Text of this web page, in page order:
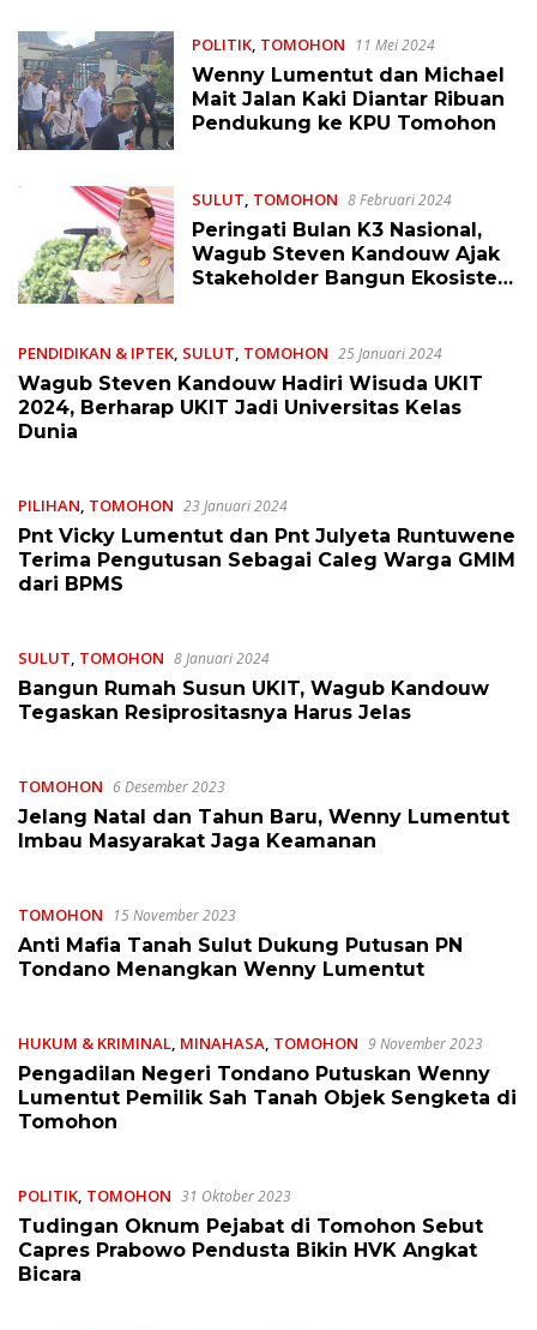
POLITIK, TOMOHON 11 Mei 2024
Wenny Lumentut dan Michael
Mait Jalan Kaki Diantar Ribuan
Pendukung ke KPU Tomohon
SULUT TOMOHON 8 Februari 2024
Peringati Bulan K3 Nasional,
Wagub Steven Kandouw Ajak
Stakeholder Bangun Ekosistem
PENDIDIKAN & IPTEK, SULUT, TOMOHON 25 Januari 2024
Wagub Steven Kandouw Hadiri Wisuda UKIT
2024, Berharap UKIT Jadi Universitas Kelas
Dunia
PILIHAN, TOMOHON 23 Januari 2024
Pnt Vicky Lumentut dan Pnt Julyeta Runtuwene
Terima Pengutusan Sebagai Caleg Warga GMIM
dari BPMS
SULUT, TOMOHON 8 Januari 2024
Bangun Rumah Susun UKIT, Wagub Kandouw
Tegaskan Resiprositasnya Harus Jelas
TOMOHON 6 Desember 2023
Jelang Natal dan Tahun Baru, Wenny Lumentut
Imbau Masyarakat Jaga Keamanan
TOMOHON 15 November 2023
Anti Mafia Tanah Sulut Dukung Putusan PN
Tondano Menangkan Wenny Lumentut
HUKUM & KRIMINAL, MINAHASA, TOMOHON 9 November 2023
Pengadilan Negeri Tondano Putuskan Wenny
Lumentut Pemilik Sah Tanah Objek Sengketa di
Tomohon
POLITIK, TOMOHON 31 Oktober 2023
Tudingan Oknum Pejabat di Tomohon Sebut
Capres Prabowo Pendusta Bikin HVK Angkat
Bicara